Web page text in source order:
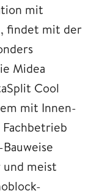
mit
findet mit der
Midea
Cool
mit Innen-
meist